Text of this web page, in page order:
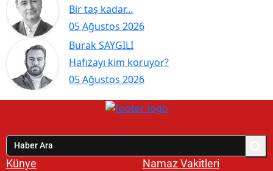
05 Ağustos 2026
Bir taş kadar…
Burak SAYGILI
05 Ağustos 2026
Hafızayı kim koruyor?
Künye
Namaz Vakitleri